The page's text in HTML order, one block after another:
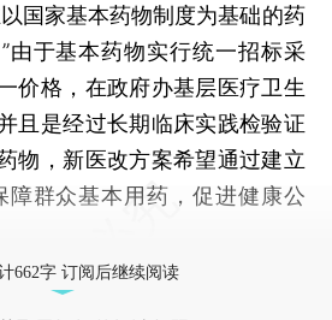
国家基本药物制度为基础的药
由于基本药物实行统一招标采
价格，在政府办基层医疗卫生
且是经过长期临床实践检验证
物，新医改方案希望通过建立
障群众基本用药，促进健康公
662字 订阅后继续阅读